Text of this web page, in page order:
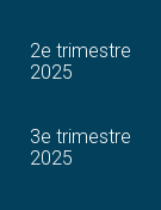
2e trimestre
2025
3e trimestre
2025